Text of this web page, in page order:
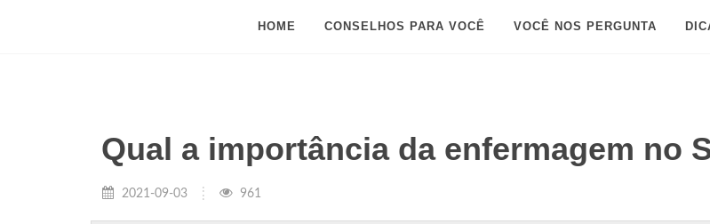
HOME CONSELHOS PARA VOCÊ VOCÊ NOS PERGUNTA
Qual a importância da enfermagem no
2021-09-03 961